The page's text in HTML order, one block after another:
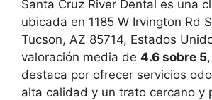
Santa Cruz River Dental es una
ubicada en 1185 W Irvington Rd
Tucson, AZ 85714, Estados
valoración media de 4.6 sobre 5
destaca por ofrecer servicios
alta calidad y un trato cercano y